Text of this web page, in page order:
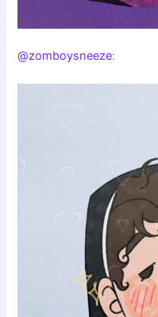
@zomboysneeze: